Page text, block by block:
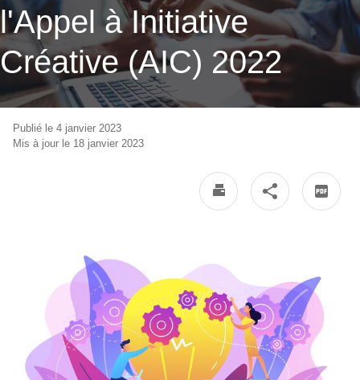
l'Appel à Initiative
Créative (AIC) 2022
Publié le 4 janvier 2023
Mis à jour le 18 janvier 2023